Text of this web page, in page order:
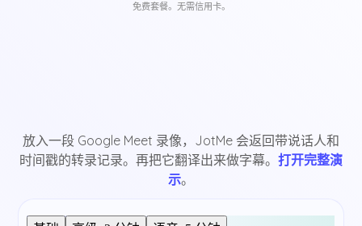
免费套餐。无需信用卡。
放入一段 Google Meet 录像，JotMe 会返回带说话人和
时间戳的转录记录。再把它翻译出来做字幕。 打开完整演
示。